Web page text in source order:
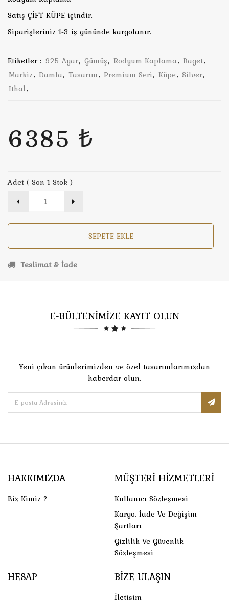
Satış ÇİFT KÜPE içindir.
Siparişleriniz 1-3 iş gününde kargolanır.
Etiketler : 925 Ayar, Gümüş, Rodyum Kaplama, Baget,
Markiz, Damla, Tasarım, Premium Seri, Küpe, Silver,
Ithal,
6385 ₺
Adet ( Son 1 Stok )
SEPETE EKLE
Teslimat & İade
E-BÜLTENİMİZE KAYIT OLUN
Yeni çıkan ürünlerimizden ve özel tasarımlarımızdan
haberdar olun.
HAKKIMIZDA
Biz Kimiz ?
MÜŞTERI HIZMETLERI
Kullanıcı Sözleşmesi
Kargo, İade Ve Değişim
Şartları
Gizlilik Ve Güvenlik
Sözleşmesi
HESAP BIZE ULAŞIN
İletişim